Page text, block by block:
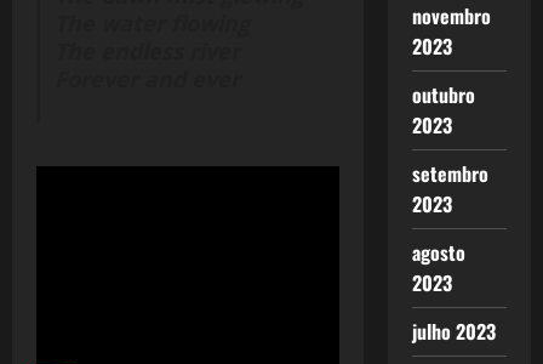
novembro
2023
outubro
2023
setembro
2023
agosto
2023
julho 2023